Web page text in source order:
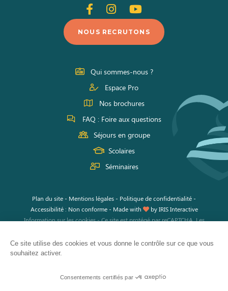
Ce site utilise des cookies et vous donne le contrôle sur ce que vous
souhaitez activer.
Consentements certifiés par
Suivez-
nous
sur
Facebook
Suivez-
nous
sur
Instagram
Suivez-
nous
sur
Youtube
NOUS RECRUTONS
Qui sommes-nous ?
Espace Pro
Nos brochures
FAQ : Foire aux questions
Séjours en groupe
Scolaires
Séminaires
Plan du site- Mentions légales- Politique de confidentialité-
Accessibilité : Non conforme - Made with byIRIS Interactive
Information sur les cookies-Ce site est protégé par reCAPTCHA. Les
s'appliquent.